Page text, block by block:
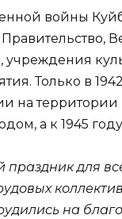
войны
Только в
территории
а к 1945
праздник для
на